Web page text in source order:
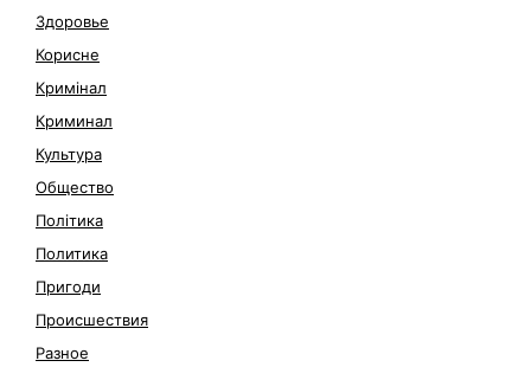
Здоровье
Корисне
Кримінал
Криминал
Культура
Общество
Політика
Политика
Пригоди
Происшествия
Разное